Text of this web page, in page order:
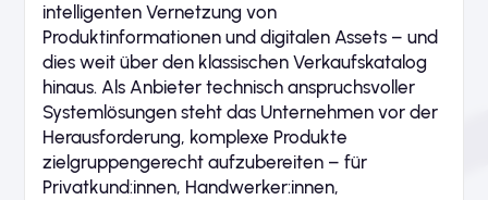
intelligenten Vernetzung von
Produktinformationen und digitalen Assets – und
dies weit über den klassischen Verkaufskatalog
hinaus. Als Anbieter technisch anspruchsvoller
Systemlösungen steht das Unternehmen vor der
Herausforderung, komplexe Produkte
zielgruppengerecht aufzubereiten – für
Privatkund:innen, Handwerker:innen,